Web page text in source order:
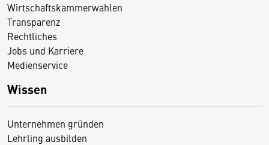
Wirtschaftskammerwahlen
Transparenz
Rechtliches
Jobs und Karriere
Medienservice
Wissen
Unternehmen gründen
Lehrling ausbilden